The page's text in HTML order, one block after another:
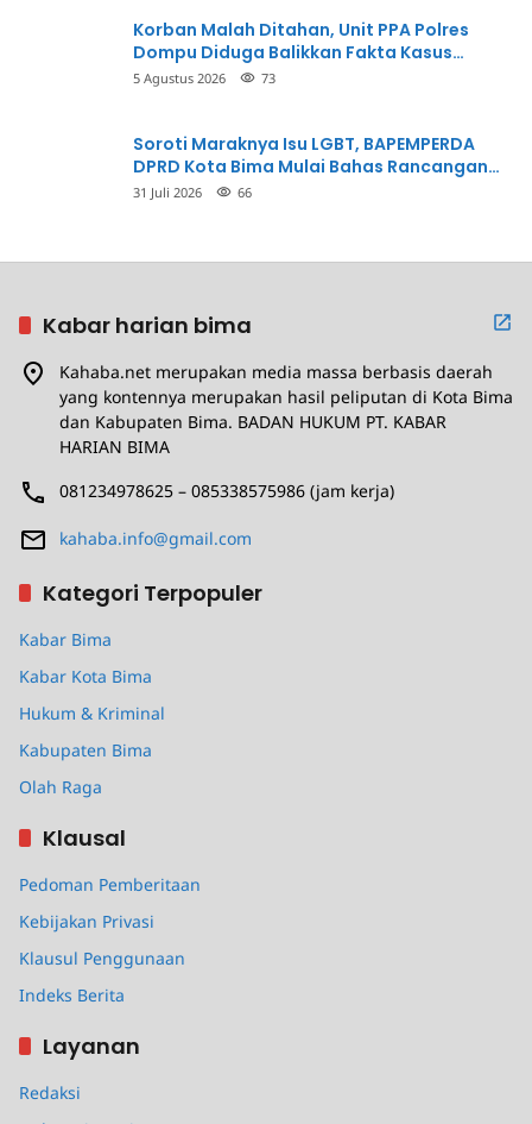
Korban Malah Ditahan, Unit PPA Polres
Dompu Diduga Balikkan Fakta Kasus
Penganiayaan
5 Agustus 2026 73
Soroti Maraknya Isu LGBT, BAPEMPERDA
DPRD Kota Bima Mulai Bahas Rancangan
Perda Pencegahan
31 Juli 2026 66
Kabar harian bima
Kahaba.net merupakan media massa berbasis daerah
yang kontennya merupakan hasil peliputan di Kota Bima
dan Kabupaten Bima. BADAN HUKUM PT. KABAR
HARIAN BIMA
081234978625 – 085338575986 (jam kerja)
kahaba.info@gmail.com
Kategori Terpopuler
Kabar Bima
Kabar Kota Bima
Hukum & Kriminal
Kabupaten Bima
Olah Raga
Klausal
Pedoman Pemberitaan
Kebijakan Privasi
Klausul Penggunaan
Indeks Berita
Layanan
Redaksi